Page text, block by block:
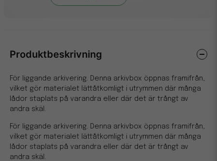
Produktbeskrivning
För liggande arkivering. Denna arkivbox öppnas framifrån,
vilket gör materialet lättåtkomligt i utrymmen där många
lådor staplats på varandra eller där det är trångt av
andra skäl.
För liggande arkivering. Denna arkivbox öppnas framifrån,
vilket gör materialet lättåtkomligt i utrymmen där många
lådor staplats på varandra eller där det är trångt av
andra skäl.